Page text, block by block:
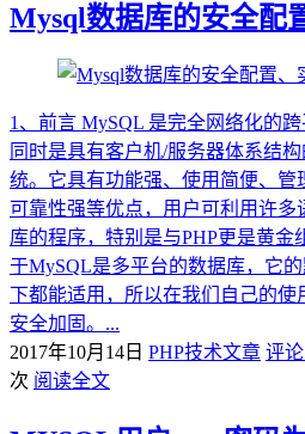
Mysql数据库的安全配
1、前言 MySQL 是完全网络化的
同时是具有客户机/服务器体系结
统。它具有功能强、使用简便、
可靠性强等优点，用户可利用许多
库的程序，特别是与PHP更是黄金
于MySQL是多平台的数据库，它
下都能适用，所以在我们自己的
安全加固。...
2017年10月14日 PHP技术文章 评
次 阅读全文